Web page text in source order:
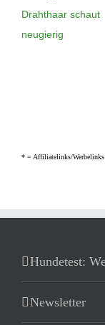
* = Affiliatelinks/Werbelinks
Hundetest:
Newsletter